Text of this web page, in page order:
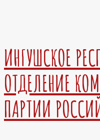
ИНГУШСКОЕ
ОТДЕЛЕНИЕ
ПАРТИИ